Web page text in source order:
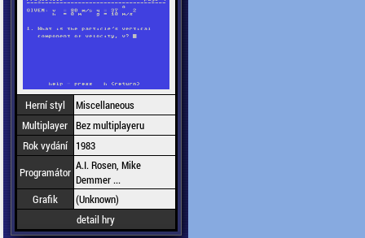
Herní styl
Miscellaneous
Multiplayer Bez multiplayeru
Rok vydání
1983
Programátor A.I. Rosen, Mike
Demmer ...
Grafik
(Unknown)
detail hry